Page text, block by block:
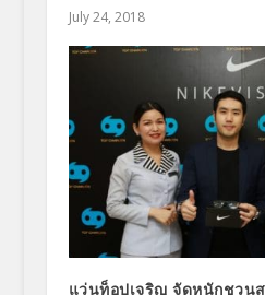
July 24, 2018
แว่นท็อปเจริญ จัดหนักชวน